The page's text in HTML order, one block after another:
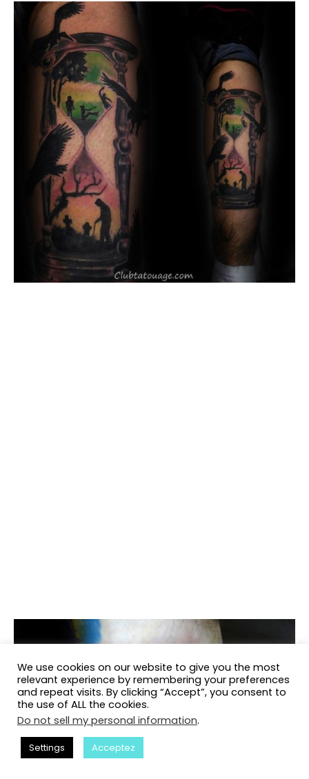
We use cookies on our website to give you the most
relevant experience by remembering your preferences
and repeat visits. By clicking “Accept”, you consent to
the use of ALL the cookies.
Do not sell my personal information.
Settings Acceptez